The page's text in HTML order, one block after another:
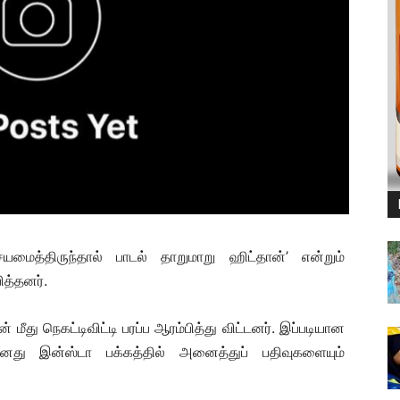
பாடல் தாறுமாறு ஹிட்தான்’ என்றும்
நெகட்டிவிட்டி பரப்ப ஆரம்பித்து விட்டனர். இப்படியான
இன்ஸ்டா பக்கத்தில் அனைத்துப் பதிவுகளையும்